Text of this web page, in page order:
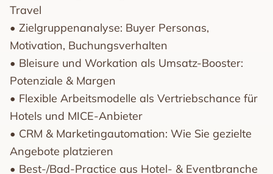
Travel
• Zielgruppenanalyse: Buyer Personas,
Motivation, Buchungsverhalten
• Bleisure und Workation als Umsatz-Booster:
Potenziale & Margen
• Flexible Arbeitsmodelle als Vertriebschance für
Hotels und MICE-Anbieter
• CRM & Marketingautomation: Wie Sie gezielte
Angebote platzieren
• Best-/Bad-Practice aus Hotel- & Eventbranche